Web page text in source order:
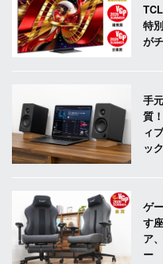
特
が
手
質
ィ
ック
ゲ
す
ア
ー